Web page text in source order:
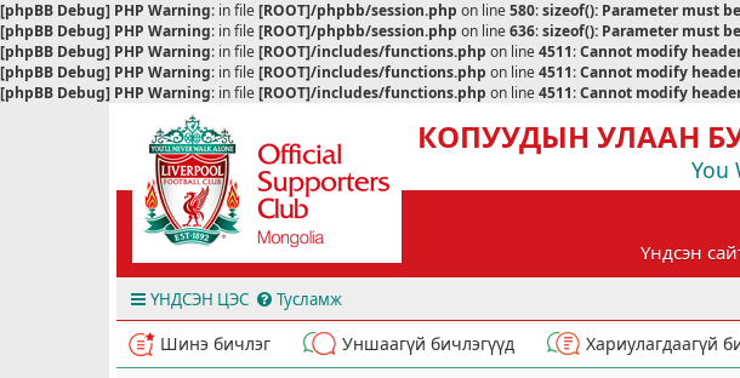
[phpBB Debug] PHP Warning: in file[ROOT]/phpbb/session.php on line580:sizeof(): Parameter must
[phpBB Debug] PHP Warning: in file[ROOT]/phpbb/session.php on line636:sizeof(): Parameter must
[phpBB Debug] PHP Warning: in file[ROOT]/includes/functions.php on line4511:Cannot modify
[phpBB Debug] PHP Warning: in file[ROOT]/includes/functions.php on line4511:Cannot modify
[phpBB Debug] PHP Warning: in file[ROOT]/includes/functions.php on line4511:Cannot modify
КОПУУДЫН УЛААН
You
Үндсэн
ҮНДСЭН ЦЭС Тусламж
Шинэ бичлэг Уншаагүй бичлэгүүд Хариулагдаагүй